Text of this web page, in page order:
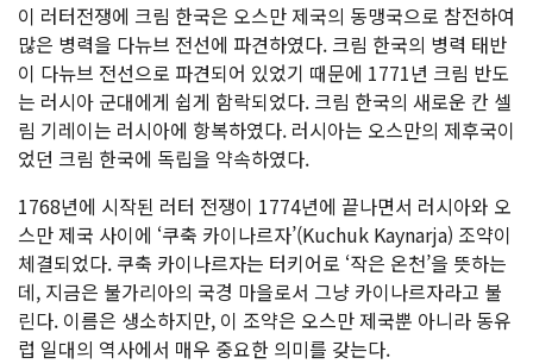
이 러터전쟁에 크림 한국은 오스만 제국의 동맹국으로 참전하여
많은 병력을 다뉴브 전선에 파견하였다. 크림 한국의 병력 태반
이 다뉴브 전선으로 파견되어 있었기 때문에 1771년 크림 반도
는 러시아 군대에게 쉽게 함락되었다. 크림 한국의 새로운 칸 셀
림 기레이는 러시아에 항복하였다. 러시아는 오스만의 제후국이
었던 크림 한국에 독립을 약속하였다.
1768년에 시작된 러터 전쟁이 1774년에 끝나면서 러시아와 오
스만 제국 사이에 ‘쿠축 카이나르자’(Kuchuk Kaynarja) 조약이
체결되었다. 쿠축 카이나르자는 터키어로 ‘작은 온천’을 뜻하는
데, 지금은 불가리아의 국경 마을로서 그냥 카이나르자라고 불
린다. 이름은 생소하지만, 이 조약은 오스만 제국뿐 아니라 동유
럽 일대의 역사에서 매우 중요한 의미를 갖는다.